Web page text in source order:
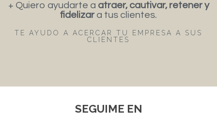
+ Quiero ayudarte a atraer, cautivar, retener y
fidelizar a tus clientes.
TE AYUDO A ACERCAR TU EMPRESA A SUS
CLIENTES
SEGUIME EN